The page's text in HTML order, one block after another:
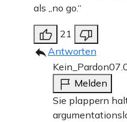
als „no go.“
21
Antworten
Kein_Pardon
Melden
Sie plappern